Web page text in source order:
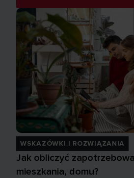
WSKAZÓWKI I ROZWIĄZANIA
Jak obliczyć
mieszkania, domu?